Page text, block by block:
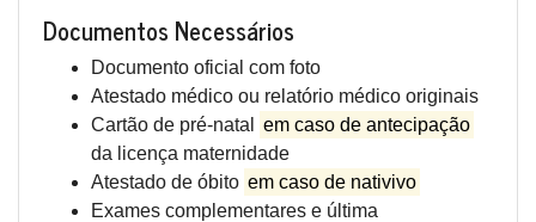
Documentos Necessários
Documento oficial com foto
Atestado médico ou relatório médico originais
Cartão de pré-natal
em caso de antecipação
da licença maternidade
Atestado de óbito em caso de nativivo
Exames complementares e última